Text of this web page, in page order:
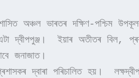
অঞ্চল ভাৰতৰ দক্ষিণ-পশ্চিম
দ্বীপপুঞ্জ।  ইয়াৰ অতীতৰ বিল,
জনাজাত।
দ্বাৰা পৰিচালিত হয়।